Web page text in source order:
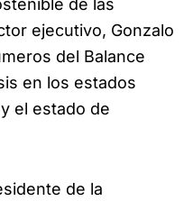
de las
ejecutivo, Gonzalo
del Balance
en los estados
el estado de
de la